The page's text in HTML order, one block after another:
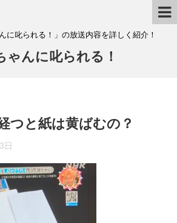
に叱られる！」の放送内容を詳しく紹介！
ゃんに叱られる！
つと紙は黄ばむの？
日